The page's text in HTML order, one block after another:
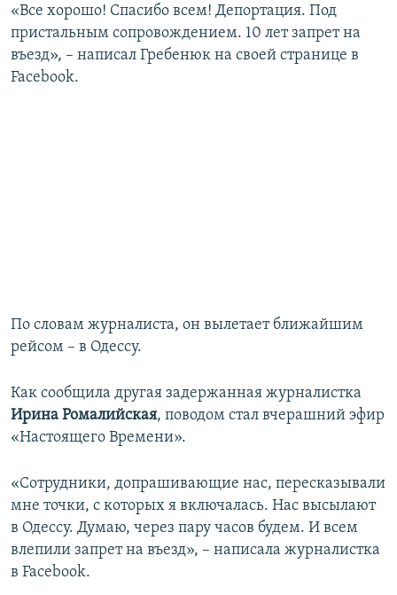
«Все хорошо! Спасибо всем! Депортация. Под
пристальным сопровождением. 10 лет запрет на
въезд», – написал Гребенюк на своей странице в
Facebook.
По словам журналиста, он вылетает ближайшим
рейсом – в Одессу.
Как сообщила другая задержанная журналистка
Ирина Ромалийская, поводом стал вчерашний эфир
«Настоящего Времени».
«Сотрудники, допрашивающие нас, пересказывали
мне точки, с которых я включалась. Нас высылают
в Одессу. Думаю, через пару часов будем. И всем
влепили запрет на въезд», – написала журналистка
в Facebook.